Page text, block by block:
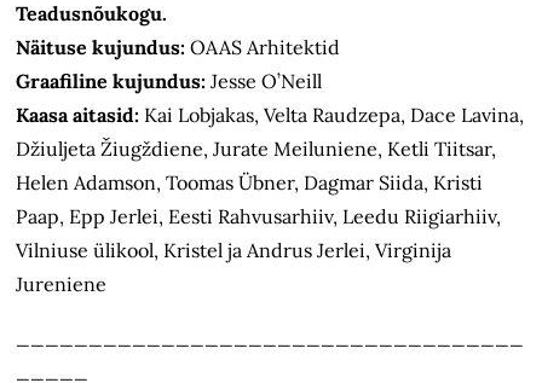
Teadusnõukogu.
Näituse kujundus: OAAS Arhitektid
Graafiline kujundus: Jesse O’Neill
Kaasa aitasid: Kai Lobjakas, Velta Raudzepa, Dace Lavina,
Džiuljeta Žiugždiene, Jurate Meiluniene, Ketli Tiitsar,
Helen Adamson, Toomas Übner, Dagmar Siida, Kristi
Paap, Epp Jerlei, Eesti Rahvusarhiiv, Leedu Riigiarhiiv,
Vilniuse ülikool, Kristel ja Andrus Jerlei, Virginija
Jureniene